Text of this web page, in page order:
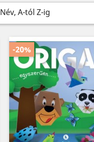
Név, A-tól Z-ig
-20%